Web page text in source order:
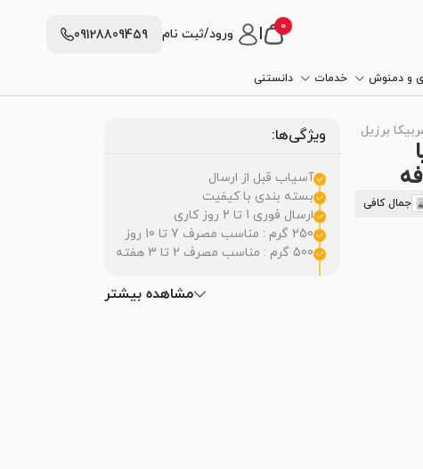
0 ورود/ثبت نام 09128809459
و دمنوش خدمات دانستنی
برزیل
جمال کافی
ویژگی‌ها:
آسیاب قبل از ارسال
بسته بندی با کیفیت
ارسال فوری 1 تا 2 روز کاری
250 گرم : مناسب مصرف 7 تا 10 روز
500 گرم : مناسب مصرف 2 تا 3 هفته
مشاهده بیشتر